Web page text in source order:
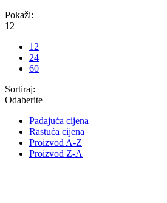
Pokaži:
12
12
24
60
Sortiraj:
Odaberite
Padajuća cijena
Rastuća cijena
Proizvod A-Z
Proizvod Z-A